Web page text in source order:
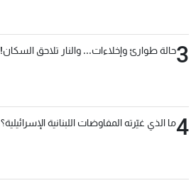
3حالة طوارئ وإخلاءات... والنار تلاحق السكان!
4ما الذي غيّرته المفاوضات اللبنانية الإسرائيلية؟